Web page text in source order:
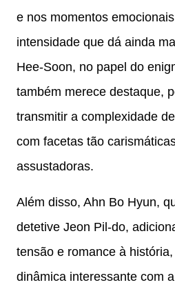
e nos momentos
intensidade que dá ainda
Hee-Soon, no papel do
também merece destaque,
transmitir a complexidade
com facetas tão
assustadoras.
Além disso, Ahn Bo Hyun,
detetive Jeon Pil-do,
tensão e romance à
dinâmica interessante com